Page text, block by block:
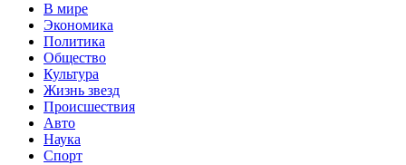
В мире
Экономика
Политика
Общество
Культура
Жизнь звезд
Происшествия
Авто
Наука
Спорт